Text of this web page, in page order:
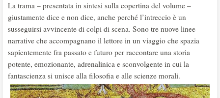
La trama – presentata in sintesi sulla copertina del volume –
giustamente dice e non dice, anche perché l’intreccio è un
susseguirsi avvincente di colpi di scena. Sono tre nuove linee
narrative che accompagnano il lettore in un viaggio che spazia
sapientemente fra passato e futuro per raccontare una storia
potente, emozionante, adrenalinica e sconvolgente in cui la
fantascienza si unisce alla filosofia e alle scienze morali.